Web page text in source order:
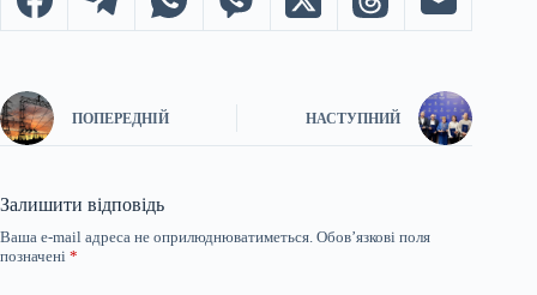
ПОПЕРЕДНІЙ НАСТУПНИЙ
Залишити відповідь
Ваша e-mail адреса не оприлюднюватиметься. Обов’язкові поля
позначені *